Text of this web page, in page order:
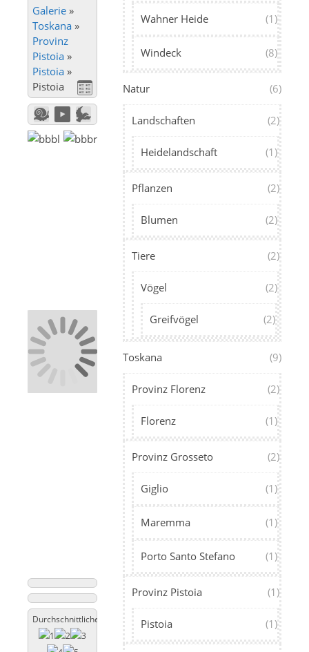
Galerie »
Toskana »
Provinz
Pistoia »
Pistoia »
Pistoia
Durchschnittliche Bewertung
Wahner Heide (1)
Windeck (8)
Natur (6)
Landschaften (2)
Heidelandschaft (1)
Pflanzen (2)
Blumen (2)
Tiere (2)
Vögel (2)
Greifvögel (2)
Toskana (9)
Provinz Florenz (2)
Florenz (1)
Provinz Grosseto (2)
Giglio (1)
Maremma (1)
Porto Santo Stefano (1)
Provinz Pistoia (1)
Pistoia (1)